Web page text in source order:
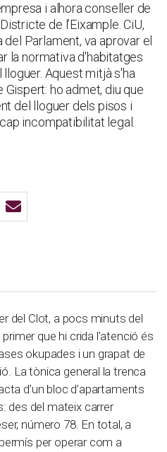
i alhora conseller de
de l’Eixample. CiU,
Parlament, va aprovar el
la normativa d'habitatges
lloguer. Aquest mitjà s'ha
ho admet, diu que
del lloguer dels pisos i
incompatibilitat legal.
del Clot, a pocs minuts del
que hi crida l’atenció és
okupades i un grapat de
La tònica general la trenca
d’un bloc d’apartaments
des del mateix carrer
número 78. En total, a
per operar com a